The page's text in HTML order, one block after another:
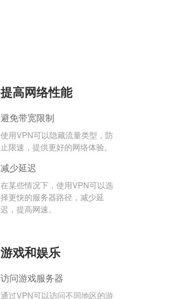
提高网络性能
避免带宽限制
使用VPN可以隐藏流量类型，防
止限速，提供更好的网络体验。
减少延迟
在某些情况下，使用VPN可以选
择更快的服务器路径，减少延
迟，提高网速。
游戏和娱乐
访问游戏服务器
通过VPN可以访问不同地区的游